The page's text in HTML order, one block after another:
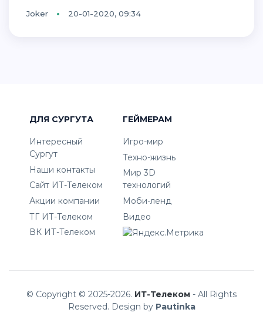
Joker 20-01-2020, 09:34
ДЛЯ СУРГУТА
Интересный
Сургут
Наши контакты
Сайт ИТ-Телеком
Акции компании
ТГ ИТ-Телеком
ВК ИТ-Телеком
ГЕЙМЕРАМ
Игро-мир
Техно-жизнь
Мир 3D
технологий
Моби-ленд
Видео
© Copyright © 2025-2026. ИТ-Телеком - All Rights
Reserved. Design by Pautinka